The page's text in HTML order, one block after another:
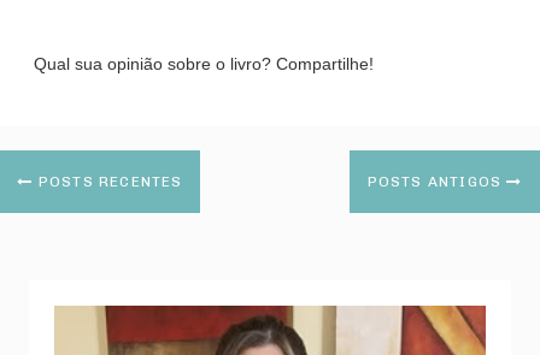
Qual sua opinião sobre o livro? Compartilhe!
POSTS RECENTES POSTS ANTIGOS